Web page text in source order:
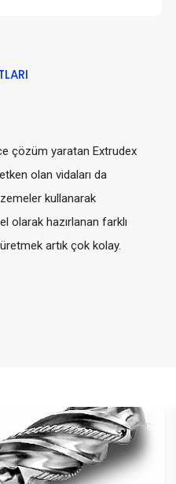
çözüm yaratan Extrudex
olan vidaları da
kullanarak
olarak hazırlanan farklı
artık çok kolay.